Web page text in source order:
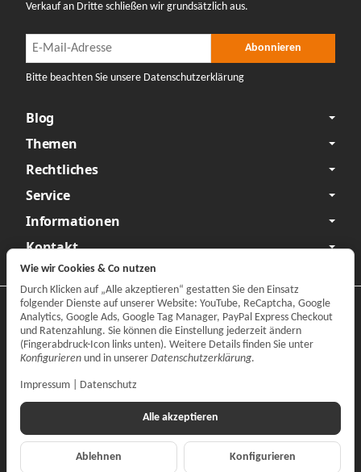
Verkauf an Dritte schließen wir grundsätzlich aus.
Newsletter Abonnieren Abonnieren
Bitte beachten Sie unsere Datenschutzerklärung
Blog
Themen
Rechtliches
Service
Informationen
Kontakt
Datenschutzerklärung •Impressum
Vertrag widerrufen
Alle Preise inkl. gesetzlicher MwSt., zzgl.Versand
Alle akzeptieren
Ablehnen Konfigurieren
Wie wir Cookies & Co nutzen
Durch Klicken auf „Alle akzeptieren“ gestatten Sie den Einsatz
folgender Dienste auf unserer Website: YouTube, ReCaptcha, Google
Analytics, Google Ads, Google Tag Manager, PayPal Express Checkout
und Ratenzahlung. Sie können die Einstellung jederzeit ändern
(Fingerabdruck-Icon links unten). Weitere Details finden Sie unter
Konfigurieren und in unserer Datenschutzerklärung.
Impressum Datenschutz